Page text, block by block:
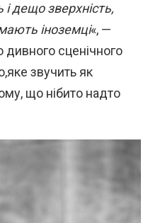
і дещо зверхність,
іноземці«, —
сценічного
звучить як
що нібито надто